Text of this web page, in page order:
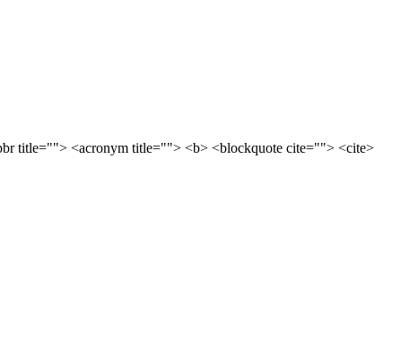
title=""> <acronym title=""> <b> <blockquote cite=""> <cite>